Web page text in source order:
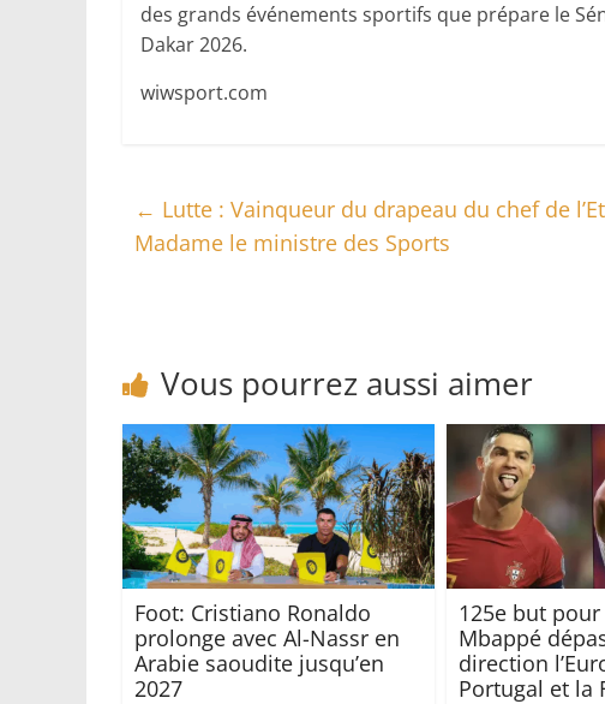
des grands événements sportifs que prépare le
Dakar 2026.
wiwsport.com
← Lutte : Vainqueur du drapeau du chef de
Madame le ministre des Sports
Vous pourrez aussi aimer
Foot: Cristiano Ronaldo
prolonge avec Al-Nassr en
Arabie saoudite jusqu’en
2027
125e but
Mbappé
direction
Portugal et la